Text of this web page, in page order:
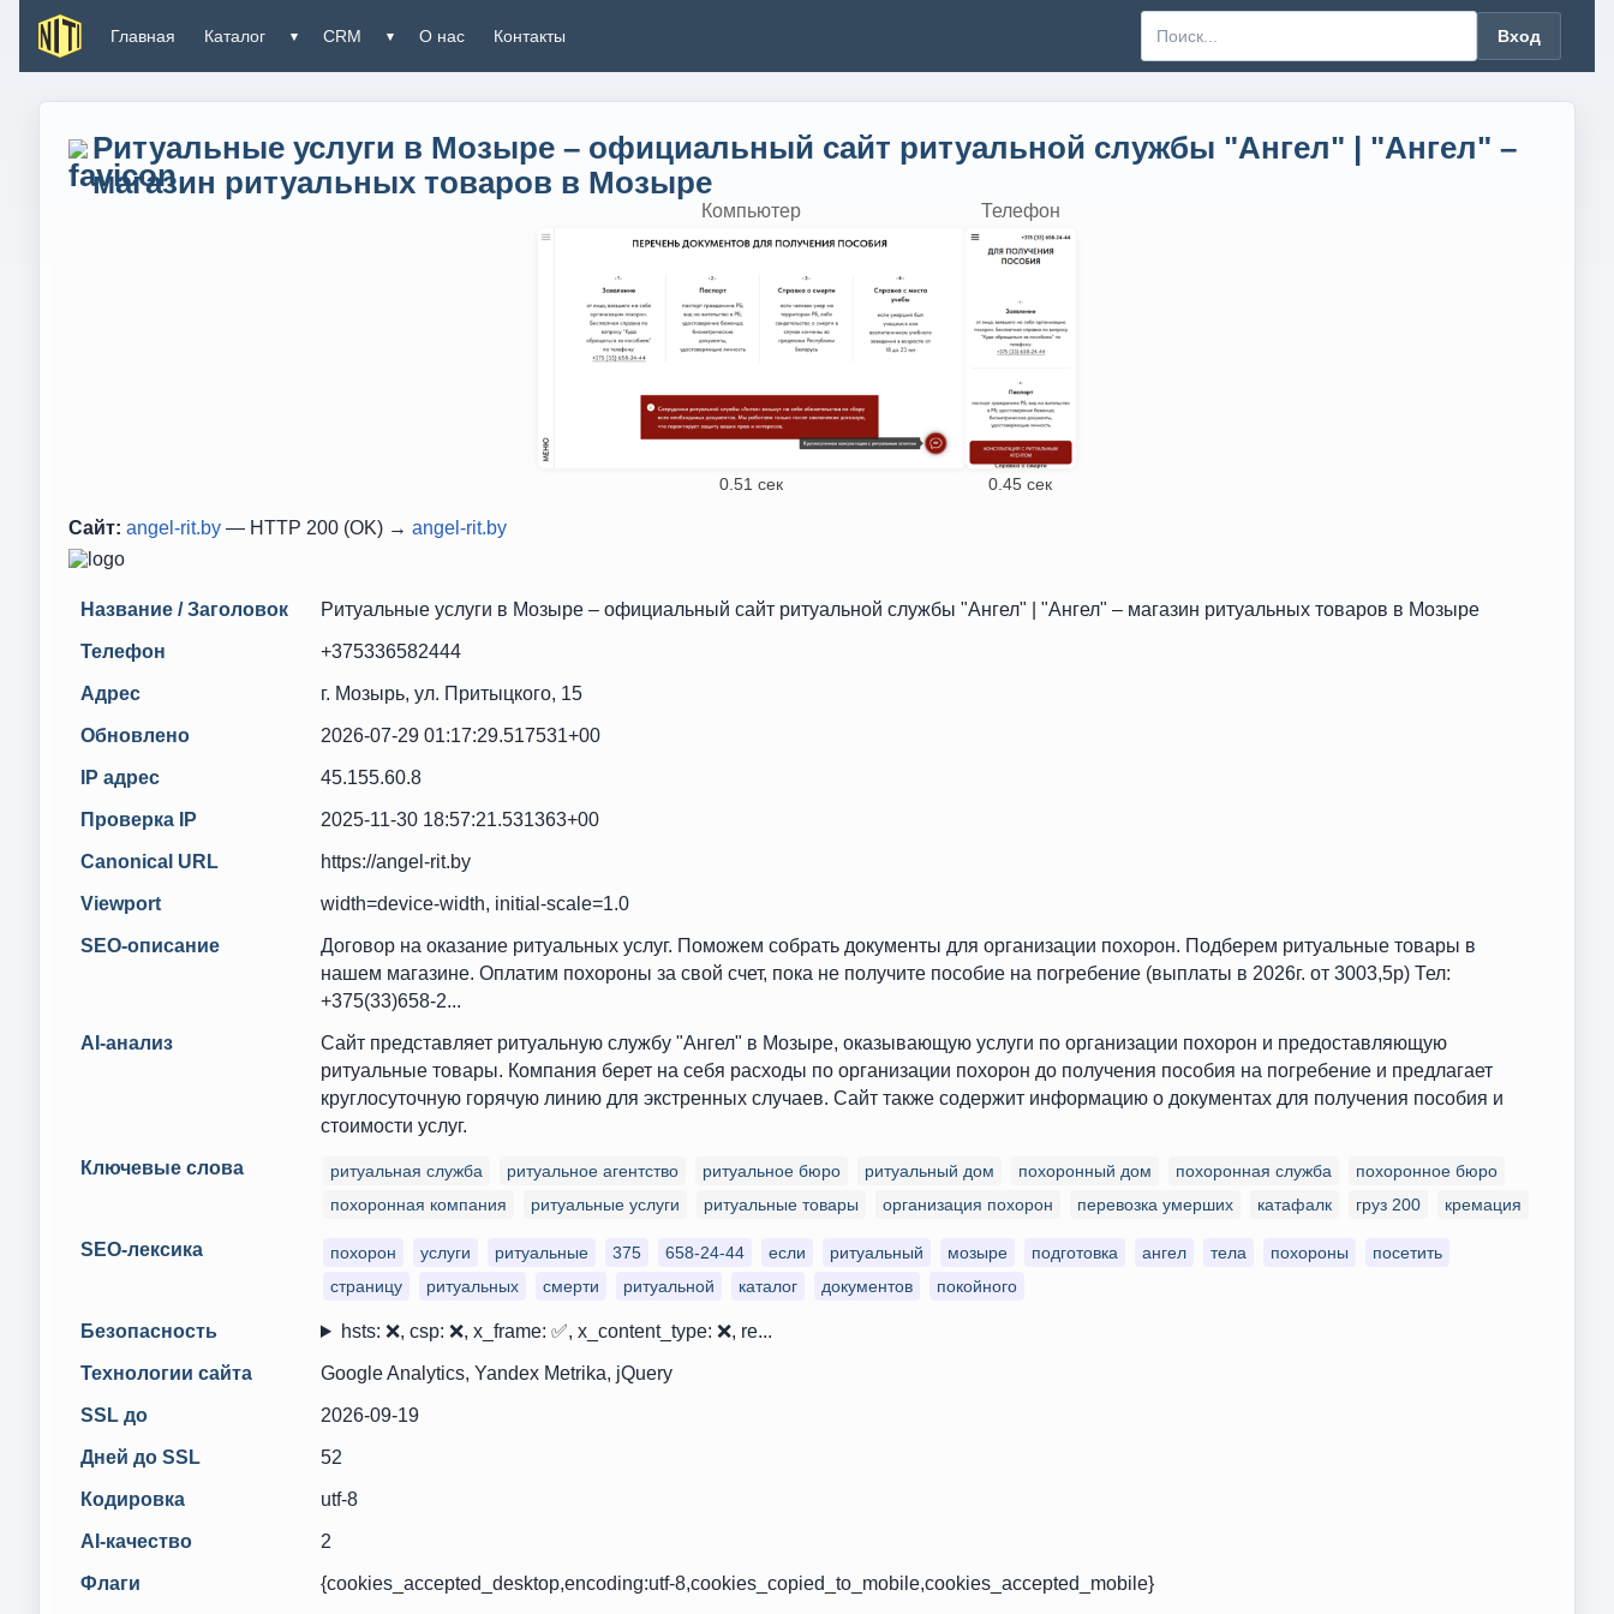
Главная Каталог ▾ CRM ▾ О нас Контакты Вход
Ритуальные услуги в Мозыре – официальный сайт ритуальной службы "Ангел" | "Ангел" –
магазин ритуальных товаров в Мозыре
Компьютер
0.51 сек
Телефон
0.45 сек
Сайт: angel-rit.by — HTTP 200 (OK) → angel-rit.by
Название / Заголовок Ритуальные услуги в Мозыре – официальный сайт ритуальной службы "Ангел" | "Ангел" – магазин ритуальных товаров в Мозыре
Телефон +375336582444
Адрес г. Мозырь, ул. Притыцкого, 15
Обновлено 2026-07-29 01:17:29.517531+00
IP адрес 45.155.60.8
Проверка IP 2025-11-30 18:57:21.531363+00
Canonical URL https://angel-rit.by
Viewport width=device-width, initial-scale=1.0
SEO-описание
Договор на оказание ритуальных услуг. Поможем собрать документы для организации похорон. Подберем ритуальные товары в
нашем магазине. Оплатим похороны за свой счет, пока не получите пособие на погребение (выплаты в 2026г. от 3003,5р) Тел:
+375(33)658-2...
AI-анализ
Сайт представляет ритуальную службу "Ангел" в Мозыре, оказывающую услуги по организации похорон и предоставляющую
ритуальные товары. Компания берет на себя расходы по организации похорон до получения пособия на погребение и предлагает
круглосуточную горячую линию для экстренных случаев. Сайт также содержит информацию о документах для получения пособия и
стоимости услуг.
Ключевые слова ритуальная служба ритуальное агентство ритуальное бюро ритуальный дом похоронный дом похоронная служба
похоронное бюро
похоронная компания
ритуальные услуги ритуальные товары организация похорон перевозка умерших катафалк груз 200 кремация
SEO-лексика похорон услуги ритуальные 375 658-24-44 если ритуальный мозыре подготовка ангел тела похороны
посетить
страницу
ритуальных смерти ритуальной каталог документов покойного
Безопасность hsts: ❌, csp: ❌, x_frame: ✅, x_content_type: ❌, re...
Технологии сайта Google Analytics, Yandex Metrika, jQuery
SSL до 2026-09-19
Дней до SSL 52
Кодировка utf-8
AI-качество 2
Флаги {cookies_accepted_desktop,encoding:utf-8,cookies_copied_to_mobile,cookies_accepted_mobile}